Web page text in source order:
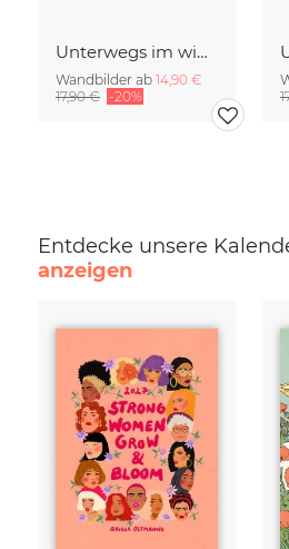
Unterwegs im winterlichen Nærøyfjord, Norwegen
Wandbilder ab 14,90 €
17,90 € -20%
Entdecke unsere
anzeigen